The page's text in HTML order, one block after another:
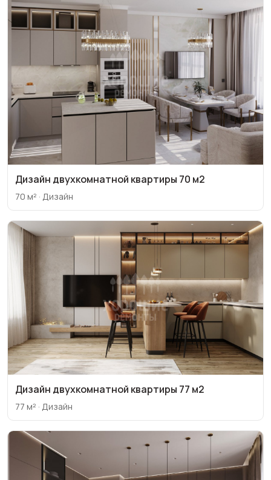
Дизайн двухкомнатной квартиры 70 м2
70 м² · Дизайн
Дизайн двухкомнатной квартиры 77 м2
77 м² · Дизайн